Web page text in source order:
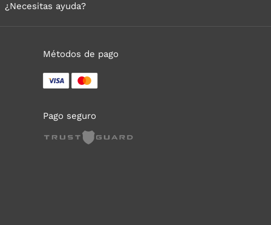
¿Necesitas ayuda?
Métodos de pago
Pago seguro